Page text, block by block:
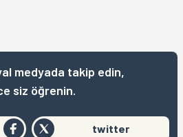
medyada takip edin,
siz öğrenin.
twitter